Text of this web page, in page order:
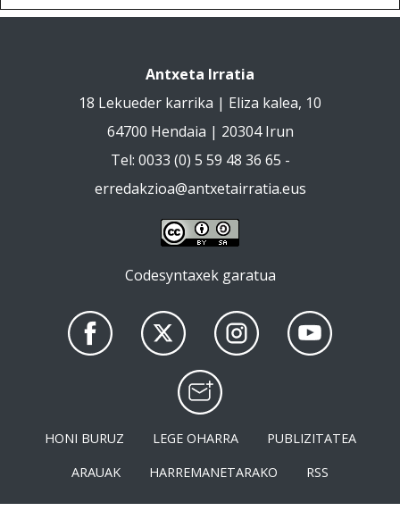
Antxeta Irratia
18 Lekueder karrika | Eliza kalea, 10
64700 Hendaia | 20304 Irun
Tel: 0033 (0) 5 59 48 36 65 -
erredakzioa@antxetairratia.eus
Codesyntaxek garatua
HONI BURUZ LEGE OHARRA
PUBLIZITATEA
ARAUAK
HARREMANETARAKO RSS